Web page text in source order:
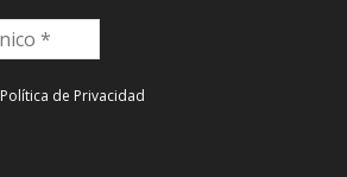
Política de Privacidad